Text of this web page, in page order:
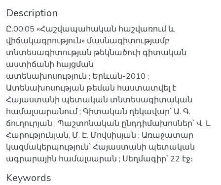
Description
Ը.00.05 «Հաշվապահական հաշվառում և
վիճակագրություն» մասնագիտությամբ
տնտեսագիտության թեկնածուի գիտական
աստիճանի հայցման
ատենախոսություն ; Երևան-2010 ;
Ատենախոսության թեման հաստատվել է
Հայաստանի պետական տնտեսագիտական
համալսարանում ; Գիտական ղեկավար՝ Ա. Գ.
ճուղուրյան ; Պաշտոնական ընդդիմախոսներ՝ Վ. Լ.
Հարությունյան, Մ. Է. Մովսիսյան ; Առաջատար
կազմակերպություն՝ Հայաստանի պետական
ագրարային համալսարան ; Սեղմագիր՝ 22 էջ։
Keywords